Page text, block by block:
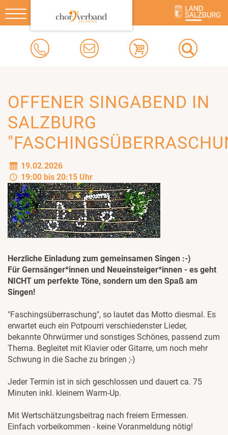
Toggle
navigation
OFFENER SINGABEND IN
SALZBURG
19.02.2026
19:00 bis 20:15 Uhr
Herzliche Einladung zum gemeinsamen Singen :-)
Für Gernsänger*innen und Neueinsteiger*innen - es geht
NICHT um perfekte Töne, sondern um den Spaß am
Singen!
"Faschingsüberraschung", so lautet das Motto diesmal. Es
erwartet euch ein Potpourri verschiedenster Lieder,
bekannte Ohrwürmer und sonstiges Schönes, passend zum
Thema. Begleitet mit Klavier oder Gitarre, um noch mehr
Schwung in die Sache zu bringen ;-)
Jeder Termin ist in sich geschlossen und dauert ca. 75
Minuten inkl. kleinem Warm-Up.
Mit Wertschätzungsbeitrag nach freiem Ermessen.
Einfach vorbeikommen - keine Voranmeldung nötig!